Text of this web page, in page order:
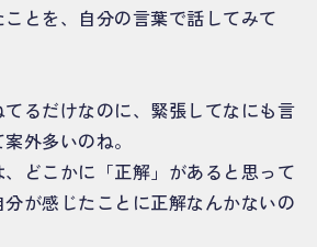
ことを、自分の言葉で話してみて
るだけなのに、緊張してなにも言
外多いのね。
どこかに「正解」があると思って
が感じたことに正解なんかないの